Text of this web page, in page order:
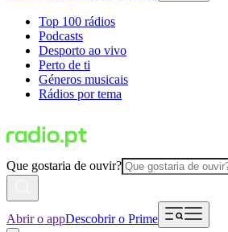
Top 100 rádios
Podcasts
Desporto ao vivo
Perto de ti
Géneros musicais
Rádios por tema
Que gostaria de ouvir?
Abrir o appDescobrir o Prime